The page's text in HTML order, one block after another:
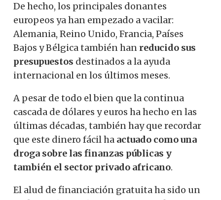
De hecho, los principales donantes
europeos ya han empezado a vacilar:
Alemania, Reino Unido, Francia, Países
Bajos y Bélgica también han reducido sus
presupuestos destinados a la ayuda
internacional en los últimos meses.
A pesar de todo el bien que la continua
cascada de dólares y euros ha hecho en las
últimas décadas, también hay que recordar
que este dinero fácil ha actuado como una
droga sobre las finanzas públicas y
también el sector privado africano.
El alud de financiación gratuita ha sido un